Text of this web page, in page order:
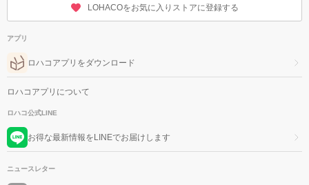
LOHACOをお気に入りストアに登録する
アプリ
ロハコアプリをダウンロード
ロハコアプリについて
ロハコ公式LINE
お得な最新情報をLINEでお届けします
ニュースレター